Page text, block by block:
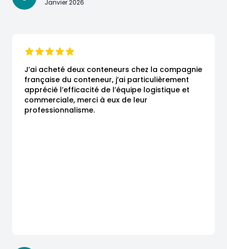
Janvier 2026
J’ai acheté deux conteneurs chez la compagnie
française du conteneur, j’ai particulièrement
apprécié l’efficacité de l’équipe logistique et
commerciale, merci à eux de leur
professionnalisme.